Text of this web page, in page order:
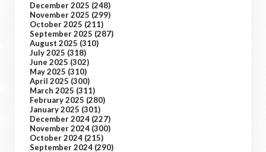
December 2025 (248)
November 2025 (299)
October 2025 (211)
September 2025 (287)
August 2025 (310)
July 2025 (318)
June 2025 (302)
May 2025 (310)
April 2025 (300)
March 2025 (311)
February 2025 (280)
January 2025 (301)
December 2024 (227)
November 2024 (300)
October 2024 (215)
September 2024 (290)